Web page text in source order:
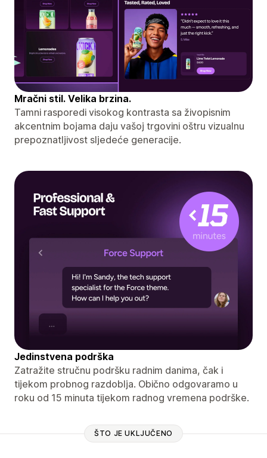
Mračni stil. Velika brzina.
Tamni rasporedi visokog kontrasta sa živopisnim
akcentnim bojama daju vašoj trgovini oštru vizualnu
prepoznatljivost sljedeće generacije.
Jedinstvena podrška
Zatražite stručnu podršku radnim danima, čak i
tijekom probnog razdoblja. Obično odgovaramo u
roku od 15 minuta tijekom radnog vremena podrške.
ŠTO JE UKLJUČENO